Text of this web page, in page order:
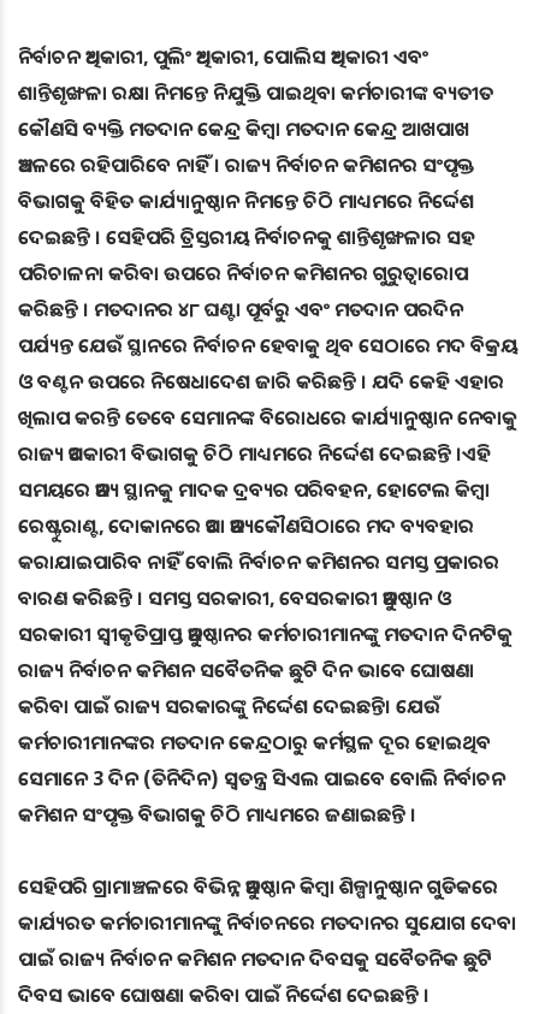
ନିର୍ବାଚନ ଅଧିକାରୀ, ପୁଲିଂ ଅଧିକାରୀ, ପୋଲିସ ଅଧିକାରୀ ଏବଂ
ଶାନ୍ତିଶୃଙ୍ଖଳା ରକ୍ଷା ନିମନ୍ତେ ନିଯୁକ୍ତି ପାଇଥିବା କର୍ମଚାରୀଙ୍କ ବ୍ୟତୀତ
କୌଣସି ବ୍ୟକ୍ତି ମତଦାନ କେନ୍ଦ୍ର କିମ୍ବା ମତଦାନ କେନ୍ଦ୍ର ଆଖପାଖ
ଅଞ୍ଚଳରେ ରହିପାରିବେ ନାହିଁ । ରାଜ୍ୟ ନିର୍ବାଚନ କମିଶନର ସଂପୃକ୍ତ
ବିଭାଗକୁ ବିହିତ କାର୍ଯ୍ୟାନୁଷ୍ଠାନ ନିମନ୍ତେ ଚିଠି ମାଧ୍ୟମରେ ନିର୍ଦ୍ଦେଶ
ଦେଇଛନ୍ତି । ସେହିପରି ତ୍ରିସ୍ତରୀୟ ନିର୍ବାଚନକୁ ଶାନ୍ତିଶୃଙ୍ଖଳାର ସହ
ପରିଚାଳନା କରିବା ଉପରେ ନିର୍ବାଚନ କମିଶନର ଗୁରୁତ୍ବାରୋପ
କରିଛନ୍ତି । ମତଦାନର ୪୮ ଘଣ୍ଟା ପୂର୍ବରୁ ଏବଂ ମତଦାନ ପରଦିନ
ପର୍ଯ୍ୟନ୍ତ ଯେଉଁ ସ୍ଥାନରେ ନିର୍ବାଚନ ହେବାକୁ ଥିବ ସେଠାରେ ମଦ ବିକ୍ରୟ
ଓ ବଣ୍ଟନ ଉପରେ ନିଷେଧାଦେଶ ଜାରି କରିଛନ୍ତି । ଯଦି କେହି ଏହାର
ଖିଲାପ କରନ୍ତି ତେବେ ସେମାନଙ୍କ ବିରୋଧରେ କାର୍ଯ୍ୟାନୁଷ୍ଠାନ ନେବାକୁ
ରାଜ୍ୟ ଅବକାରୀ ବିଭାଗକୁ ଚିଠି ମାଧ୍ୟମରେ ନିର୍ଦ୍ଦେଶ ଦେଇଛନ୍ତି ।ଏହି
ସମୟରେ ଅନ୍ୟ ସ୍ଥାନକୁ ମାଦକ ଦ୍ରବ୍ୟର ପରିବହନ, ହୋଟେଲ କିମ୍ବା
ରେଷ୍ଟୁରାଣ୍ଟ, ଦୋକାନରେ ଅବା ଅନ୍ୟକୌଣସିଠାରେ ମଦ ବ୍ୟବହାର
କରାଯାଇପାରିବ ନାହିଁ ବୋଲି ନିର୍ବାଚନ କମିଶନର ସମସ୍ତ ପ୍ରକାରର
ବାରଣ କରିଛନ୍ତି । ସମସ୍ତ ସରକାରୀ, ବେସରକାରୀ ଅନୁଷ୍ଠାନ ଓ
ସରକାରୀ ସ୍ବୀକୃତିପ୍ରାପ୍ତ ଅନୁଷ୍ଠାନର କର୍ମଚାରୀମାନଙ୍କୁ ମତଦାନ ଦିନଟିକୁ
ରାଜ୍ୟ ନିର୍ବାଚନ କମିଶନ ସବୈତନିକ ଛୁଟି ଦିନ ଭାବେ ଘୋଷଣା
କରିବା ପାଇଁ ରାଜ୍ୟ ସରକାରଙ୍କୁ ନିର୍ଦ୍ଦେଶ ଦେଇଛନ୍ତି। ଯେଉଁ
କର୍ମଚାରୀମାନଙ୍କର ମତଦାନ କେନ୍ଦ୍ରଠାରୁ କର୍ମସ୍ଥଳ ଦୂର ହୋଇଥିବ
ସେମାନେ 3 ଦିନ (ତିନିଦିନ) ସ୍ବତନ୍ତ୍ର ସିଏଲ ପାଇବେ ବୋଲି ନିର୍ବାଚନ
କମିଶନ ସଂପୃକ୍ତ ବିଭାଗକୁ ଚିଠି ମାଧ୍ୟମରେ ଜଣାଇଛନ୍ତି ।
ସେହିପରି ଗ୍ରାମାଞ୍ଚଳରେ ବିଭିନ୍ନ ଅନୁଷ୍ଠାନ କିମ୍ବା ଶିଳ୍ପାନୁଷ୍ଠାନ ଗୁଡିକରେ
କାର୍ଯ୍ୟରତ କର୍ମଚାରୀମାନଙ୍କୁ ନିର୍ବାଚନରେ ମତଦାନର ସୁଯୋଗ ଦେବା
ପାଇଁ ରାଜ୍ୟ ନିର୍ବାଚନ କମିଶନ ମତଦାନ ଦିବସକୁ ସବୈତନିକ ଛୁଟି
ଦିବସ ଭାବେ ଘୋଷଣା କରିବା ପାଇଁ ନିର୍ଦ୍ଦେଶ ଦେଇଛନ୍ତି ।